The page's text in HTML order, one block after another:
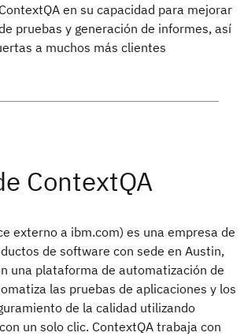
en su capacidad para mejorar
pruebas y generación de informes, así
a muchos más clientes
externo a ibm.com) es una empresa de
de software con sede en Austin,
una plataforma de automatización de
las pruebas de aplicaciones y los
de la calidad utilizando
un solo clic. ContextQA trabaja con